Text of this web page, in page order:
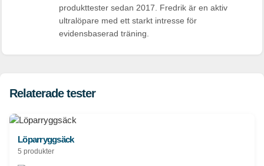
produkttester sedan 2017. Fredrik är en aktiv
ultralöpare med ett starkt intresse för
evidensbaserad träning.
Relaterade tester
Löparryggsäck
5 produkter